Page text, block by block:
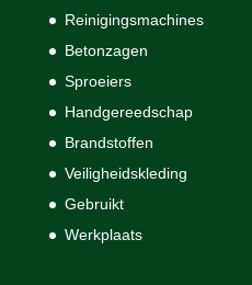
Reinigingsmachines
Betonzagen
Sproeiers
Handgereedschap
Brandstoffen
Veiligheidskleding
Gebruikt
Werkplaats